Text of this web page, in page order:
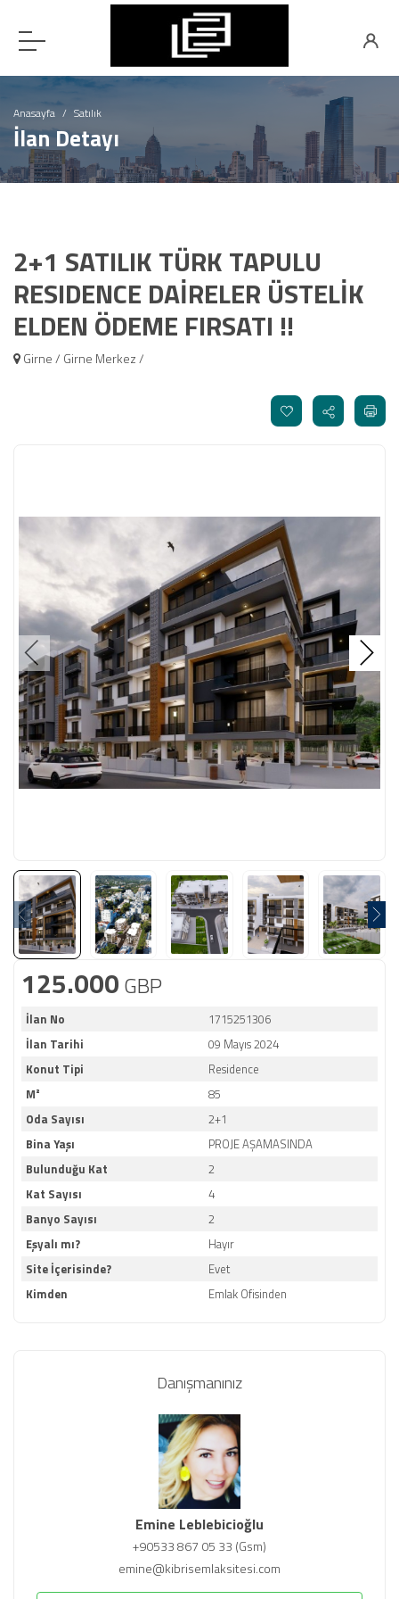
Anasayfa Satılık
İlan Detayı
2+1 SATILIK TÜRK TAPULU
RESIDENCE DAİRELER ÜSTELİK
ELDEN ÖDEME FIRSATI !!
Girne / Girne Merkez /
125.000GBP
İlan No
İlan Tarihi
Konut Tipi
M²
Oda Sayısı
Bina Yaşı
Bulunduğu Kat
Kat Sayısı
Banyo Sayısı
Eşyalı mı?
Site İçerisinde?
Kimden
1715251306
09 Mayıs 2024
Residence
85
2+1
PROJE AŞAMASINDA
2
4
2
Hayır
Evet
Emlak Ofisinden
Danışmanınız
Emine Leblebicioğlu
+90533 867 05 33 (Gsm)
emine@kibrisemlaksitesi.com